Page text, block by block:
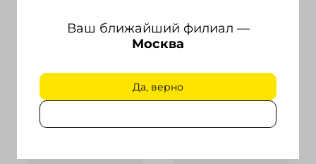
Ваш ближайший филиал —
Москва
Да, верно